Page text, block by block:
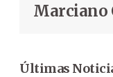
Marciano
Últimas